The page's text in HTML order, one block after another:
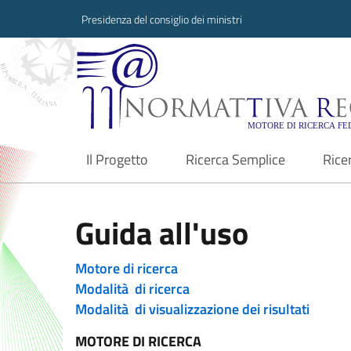
Presidenza del consiglio dei ministri
Normattiva
Il Progetto
current Ricerca Semplice
Guida all'uso
Motore di ricerca
Modalità di ricerca
Modalità di visualizzazione dei risultati
MOTORE DI RICERCA